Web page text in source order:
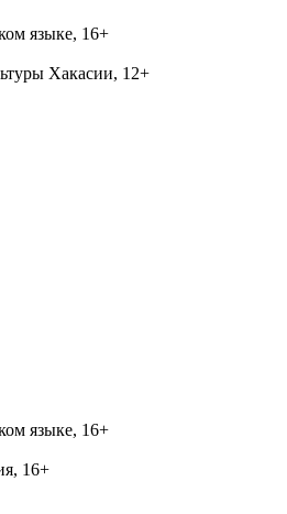
языке, 16+
Хакасии, 12+
языке, 16+
16+